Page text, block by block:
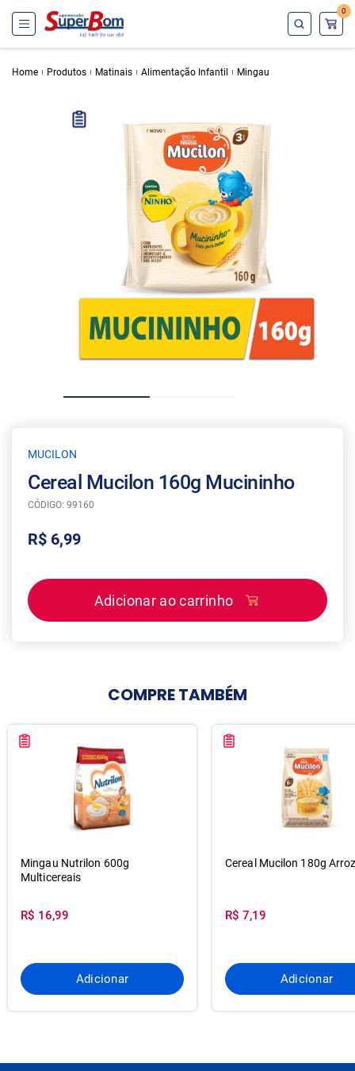
0
Home Produtos Matinais Alimentação Infantil Mingau
MUCILON
Cereal Mucilon 160g Mucininho
CÓDIGO: 99160
R$ 6,99
Adicionar ao carrinho
COMPRETAMBÉM
Mingau Nutrilon 600g
Multicereais
R$ 16,99
Adicionar
Cereal Mucilon 180g
R$ 7,19
Adicionar